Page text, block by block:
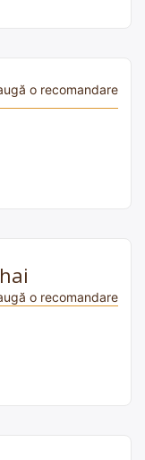
o recomandare
o recomandare